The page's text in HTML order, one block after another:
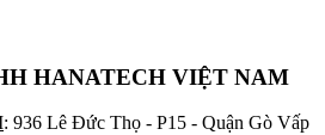
HANATECH VIỆT NAM
: 936 Lê Đức Thọ - P15 - Quận Gò Vấp